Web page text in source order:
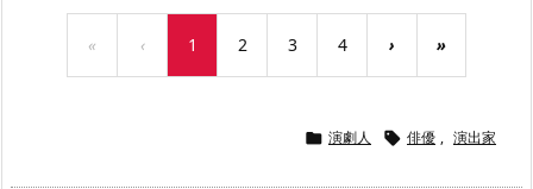
« ‹ 1 2 3 4 › »
 演劇人  俳優 , 演出家